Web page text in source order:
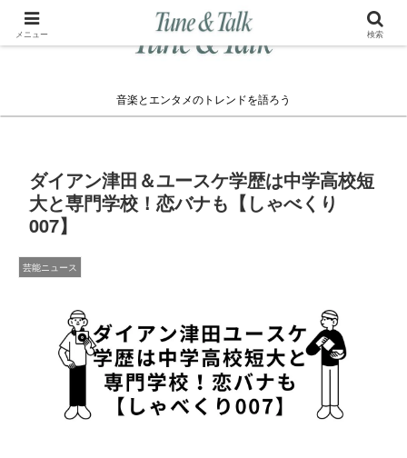
音楽とエンタメのトレンドを語ろう
ダイアン津田＆ユースケ学歴は中学高校短
大と専門学校！恋バナも【しゃべくり
007】
芸能ニュース
メニュー 検索